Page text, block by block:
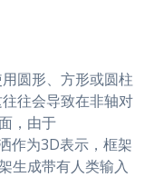
圆形、方形或圆柱
往会导致在非轴对
，由于
作为3D表示，框架
生成带有人类输入